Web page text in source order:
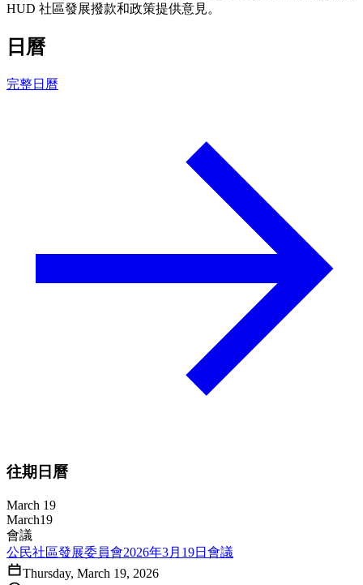
HUD 社區發展撥款和政策提供意見。
日曆
完整日曆
往期日曆
March 19
March19
會議
公民社區發展委員會2026年3月19日會議
Thursday, March 19, 2026